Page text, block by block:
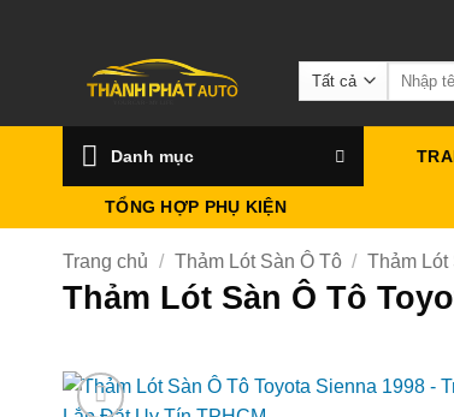
Tìm
kiếm:
Danh mục
TỔNG HỢP PHỤ KIỆN
Trang chủ / Thảm Lót Sàn Ô Tô / Thảm Lót
Thảm Lót Sàn Ô Tô